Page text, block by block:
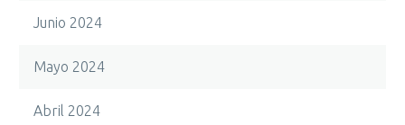
Junio 2024
Mayo 2024
Abril 2024